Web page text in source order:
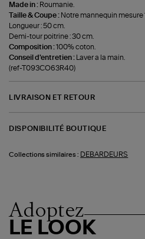
Made in : Roumanie.
Taille & Coupe : Notre mannequin mesure
Longueur : 50 cm.
Demi-tour poitrine : 30 cm.
Composition :100% coton.
Conseil d'entretien :
Laver a la main.
(ref-T093CO63R40)
LIVRAISON ET RETOUR
DISPONIBILITÉ BOUTIQUE
Collections similaires : DEBARDEURS
Adoptez
LE LOOK